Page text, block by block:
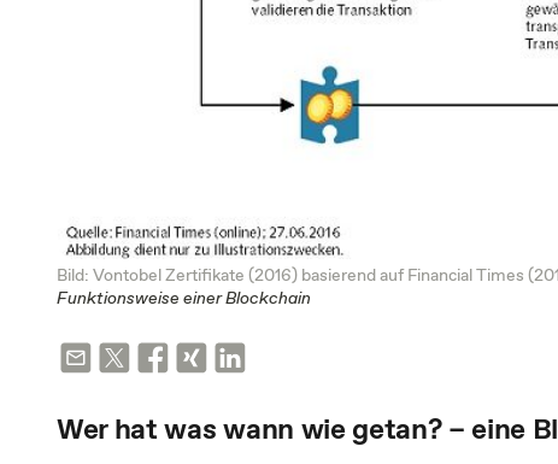
Bild: Vontobel Zertifikate (2016) basierend auf Financial Times
Funktionsweise einer Blockchain
Wer hat was wann wie getan? – eine